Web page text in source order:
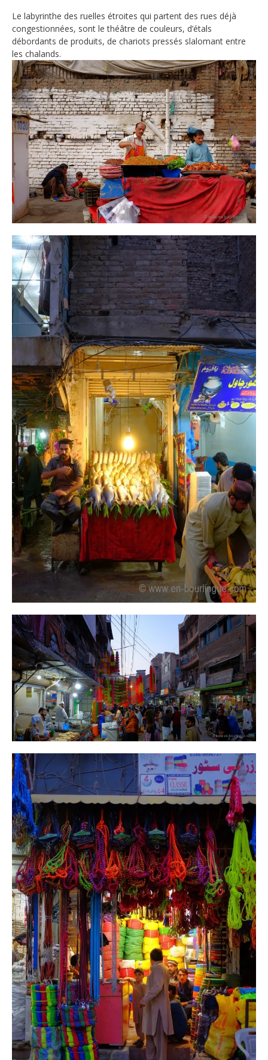
Le labyrinthe des ruelles étroites qui partent des rues déjà
congestionnées, sont le théâtre de couleurs, d’étals
débordants de produits, de chariots pressés slalomant entre
les chalands.